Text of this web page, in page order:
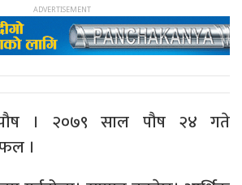
। २०७९ साल पौष २४ गते
।